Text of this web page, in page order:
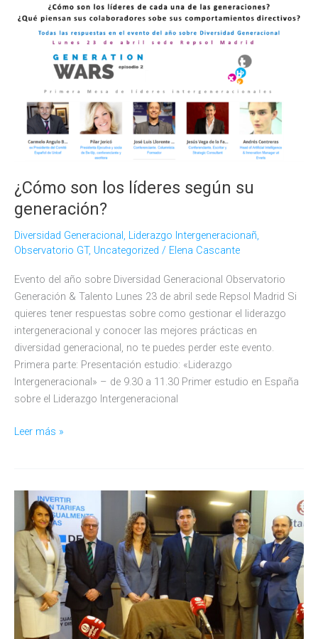
intergeneracional
gestores
personas?
¿Cómo son los líderes según su
generación?
Diversidad Generacional, Liderazgo Intergeneracionañ,
Observatorio GT, Uncategorized / Elena Cascante
Evento del año sobre Diversidad Generacional Observatorio
Generación & Talento Lunes 23 de abril sede Repsol Madrid Si
quieres tener respuestas sobre como gestionar el liderazgo
intergeneracional y conocer las mejores prácticas en
diversidad generacional, no te puedes perder este evento.
Primera parte: Presentación estudio: «Liderazgo
Intergeneracional» – de 9.30 a 11.30 Primer estudio en España
sobre el Liderazgo Intergeneracional
¿Cómo
según
generación?
Leer más »